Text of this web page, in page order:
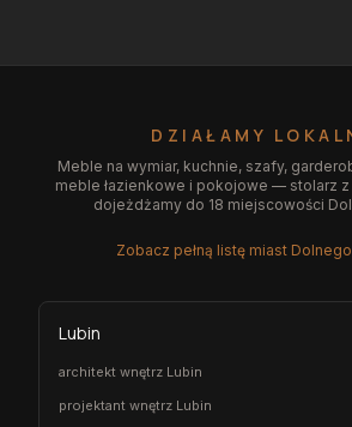
DZIAŁAMY
Meble na wymiar, kuchnie, szafy,
meble łazienkowe i pokojowe — stolarz z
dojeżdżamy do 18 miejscowości
Zobacz pełną listę miast
Lubin
architekt wnętrz Lubin
projektant wnętrz Lubin